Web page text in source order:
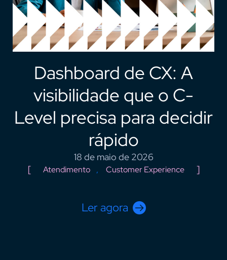
Dashboard de CX: A
visibilidade que o C-
Level precisa para decidir
rápido
18 de maio de 2026
Atendimento , Customer Experience
Ler agora